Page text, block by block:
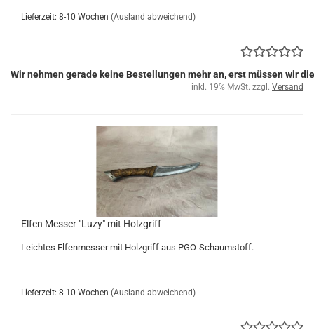
Lieferzeit: 8-10 Wochen (Ausland abweichend)
Wir nehmen gerade keine Bestellungen mehr an, erst müssen wir
inkl. 19% MwSt. zzgl. Versand
Elfen Messer "Luzy" mit Holzgriff
Leichtes Elfenmesser mit Holzgriff aus PGO-Schaumstoff.
Lieferzeit: 8-10 Wochen (Ausland abweichend)